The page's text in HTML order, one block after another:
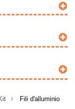
>
Fili d'alluminio